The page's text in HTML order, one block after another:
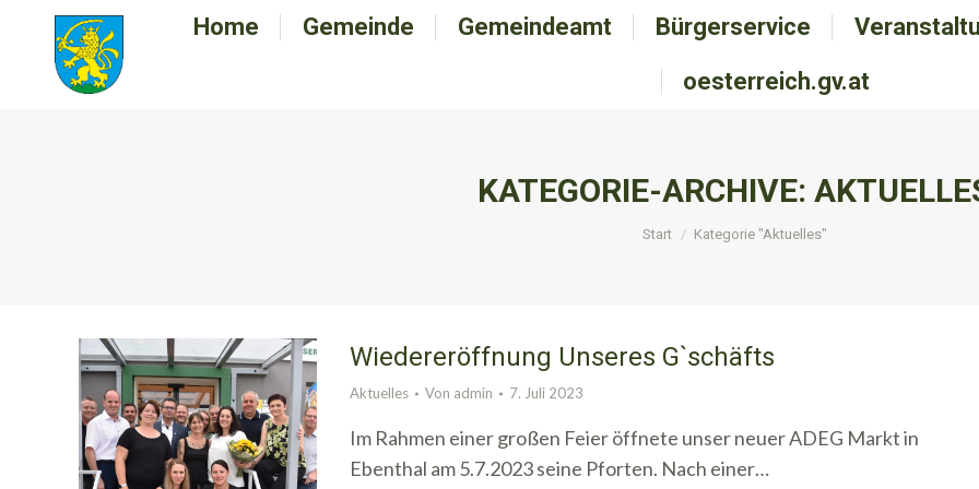
Home Gemeinde Gemeindeamt Bürgerservice
oesterreich.gv.at
KATEGORIE-ARCHIVE:
Sie befinden sich hier:
Start Kategorie "Aktuelles"
Wiedereröffnung Unseres G`schäfts
Aktuelles Von admin 7. Juli 2023
Im Rahmen einer großen Feier öffnete unser neuer ADEG Markt in
Ebenthal am 5.7.2023 seine Pforten. Nach einer…
Home Gemeinde Gemeindeamt Bürgerservice
oesterreich.gv.at